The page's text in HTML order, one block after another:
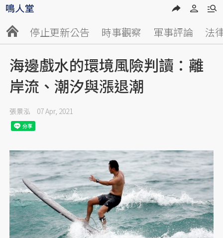
停止更新公告 時事觀察 軍事評論 法
海邊戲水的環境風險判讀：離
岸流、潮汐與漲退潮
張景泓 07 Apr, 2021